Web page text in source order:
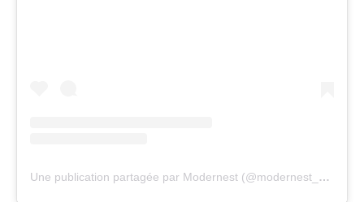
Une publication partagée par Modernest (@modernest_official)